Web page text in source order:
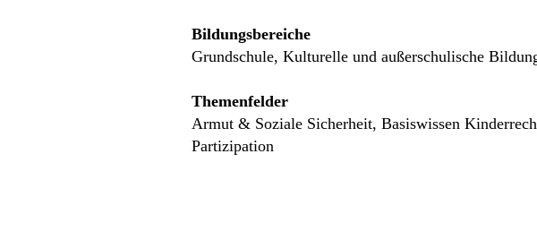
Bildungsbereiche
Grundschule, Kulturelle und außerschulische
Themenfelder
Armut & Soziale Sicherheit, Basiswissen
Partizipation